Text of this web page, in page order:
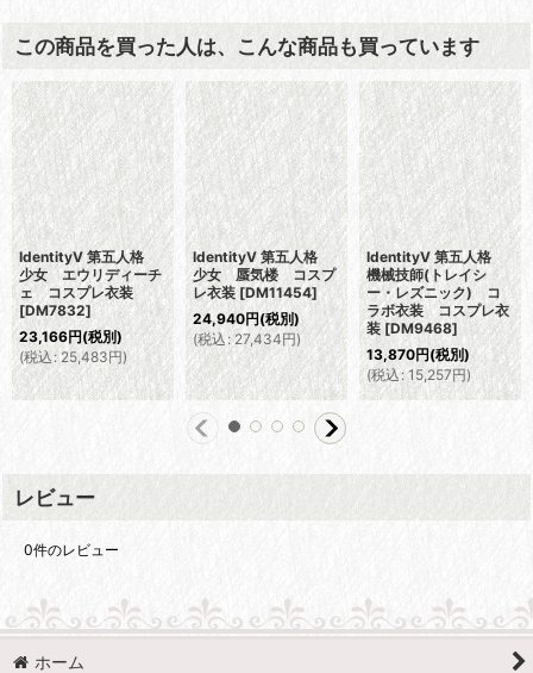
この商品を買った人は、こんな商品も買っています
IdentityV 第五人格
少女 エウリディーチ
ェ コスプレ衣装
[DM7832]
23,166円(税別)
(税込 : 25,483円)
IdentityV 第五人格
少女 蜃気楼 コスプ
レ衣装 [DM11454]
24,940円(税別)
(税込 : 27,434円)
IdentityV 第五人格
機械技師(トレイシ
ー・レズニック) コ
ラボ衣装 コスプレ衣
装 [DM9468]
13,870円(税別)
(税込: 15,257円)
レビュー
0件のレビュー
ホーム